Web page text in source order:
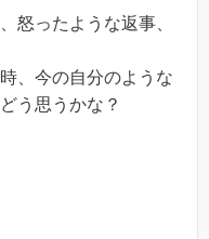
怒ったような返事、
、今の自分のような
う思うかな？